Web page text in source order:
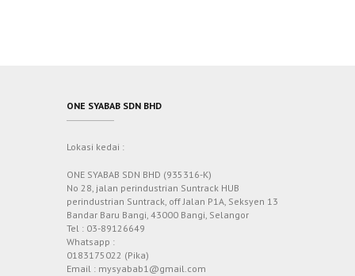
ONE SYABAB SDN BHD
Lokasi kedai :
ONE SYABAB SDN BHD (935316-K)
No 28, jalan perindustrian Suntrack HUB
perindustrian Suntrack, off Jalan P1A, Seksyen 13
Bandar Baru Bangi, 43000 Bangi, Selangor
Tel : 03-89126649
Whatsapp :
0183175022 (Pika)
Email : mysyabab1@gmail.com